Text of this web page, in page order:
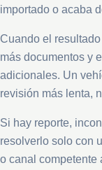
importado o acaba
Cuando el
más documentos y
adicionales. Un
revisión más lenta,
Si hay reporte,
resolverlo solo con
o canal competente